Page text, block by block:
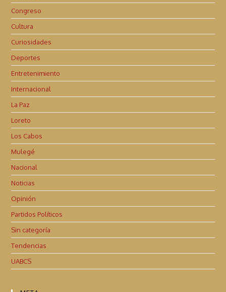
Congreso
Cultura
Curiosidades
Deportes
Entretenimiento
Internacional
La Paz
Loreto
Los Cabos
Mulegé
Nacional
Noticias
Opinión
Partidos Políticos
Sin categoría
Tendencias
UABCS